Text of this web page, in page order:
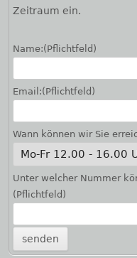
Zeitraum ein.
Name:(Pflichtfeld)
Email:(Pflichtfeld)
Wann können wir Sie
Unter welcher Nummer
(Pflichtfeld)